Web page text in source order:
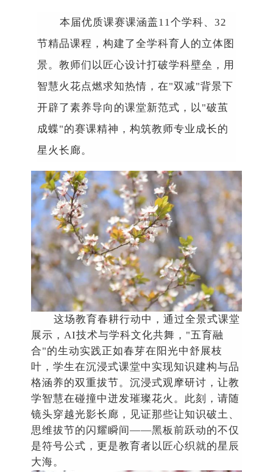
本届优质课赛课涵盖11个学科、32
节精品课程，构建了全学科育人的立体图
景。教师们以匠心设计打破学科壁垒，用
智慧火花点燃求知热情，在"双减"背景下
开辟了素养导向的课堂新范式，以"破茧
成蝶"的赛课精神 ，构筑教师专业成长的
星火长廊。
这场教育春耕行动中，通过全景式课堂
展示， AI技术与学科文化共舞， "五育融
合"的生动实践正如春芽在阳光中舒展枝
叶，学生在沉浸式课堂中实现知识建构与品
格涵养的双重拔节。沉浸式观摩研讨， 让教
学智慧在碰撞中迸发璀璨花火 。此刻，请随
镜头穿越光影长廊，见证那些让知识破土、
思维拔节的闪耀瞬间——黑板前跃动的不仅
是符号公式，更是教育者以匠心织就的星辰
大海。